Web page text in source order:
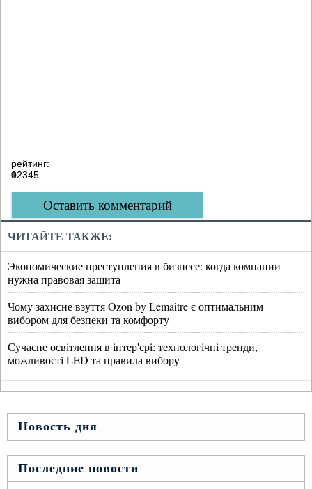
рейтинг:
0
12345
Оставить комментарий
ЧИТАЙТЕ ТАКЖЕ:
Экономические преступления в бизнесе: когда компании
нужна правовая защита
Чому захисне взуття Ozon by Lemaitre є оптимальним
вибором для безпеки та комфорту
Сучасне освітлення в інтер'єрі: технологічні тренди,
можливості LED та правила вибору
Новость дня
Последние новости